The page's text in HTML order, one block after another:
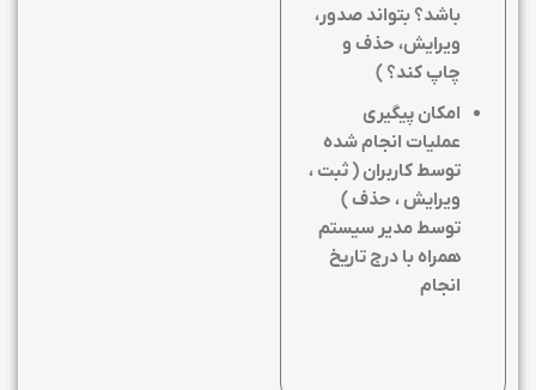
باشد؟ بتواند صدور،
ویرایش، حذف و
چاپ کند؟ )
امکان پیگیری
عملیات انجام شده
توسط کاربران ( ثبت ،
ویرایش ، حذف )
توسط مدیر سیستم
همراه با درج تاریخ
انجام